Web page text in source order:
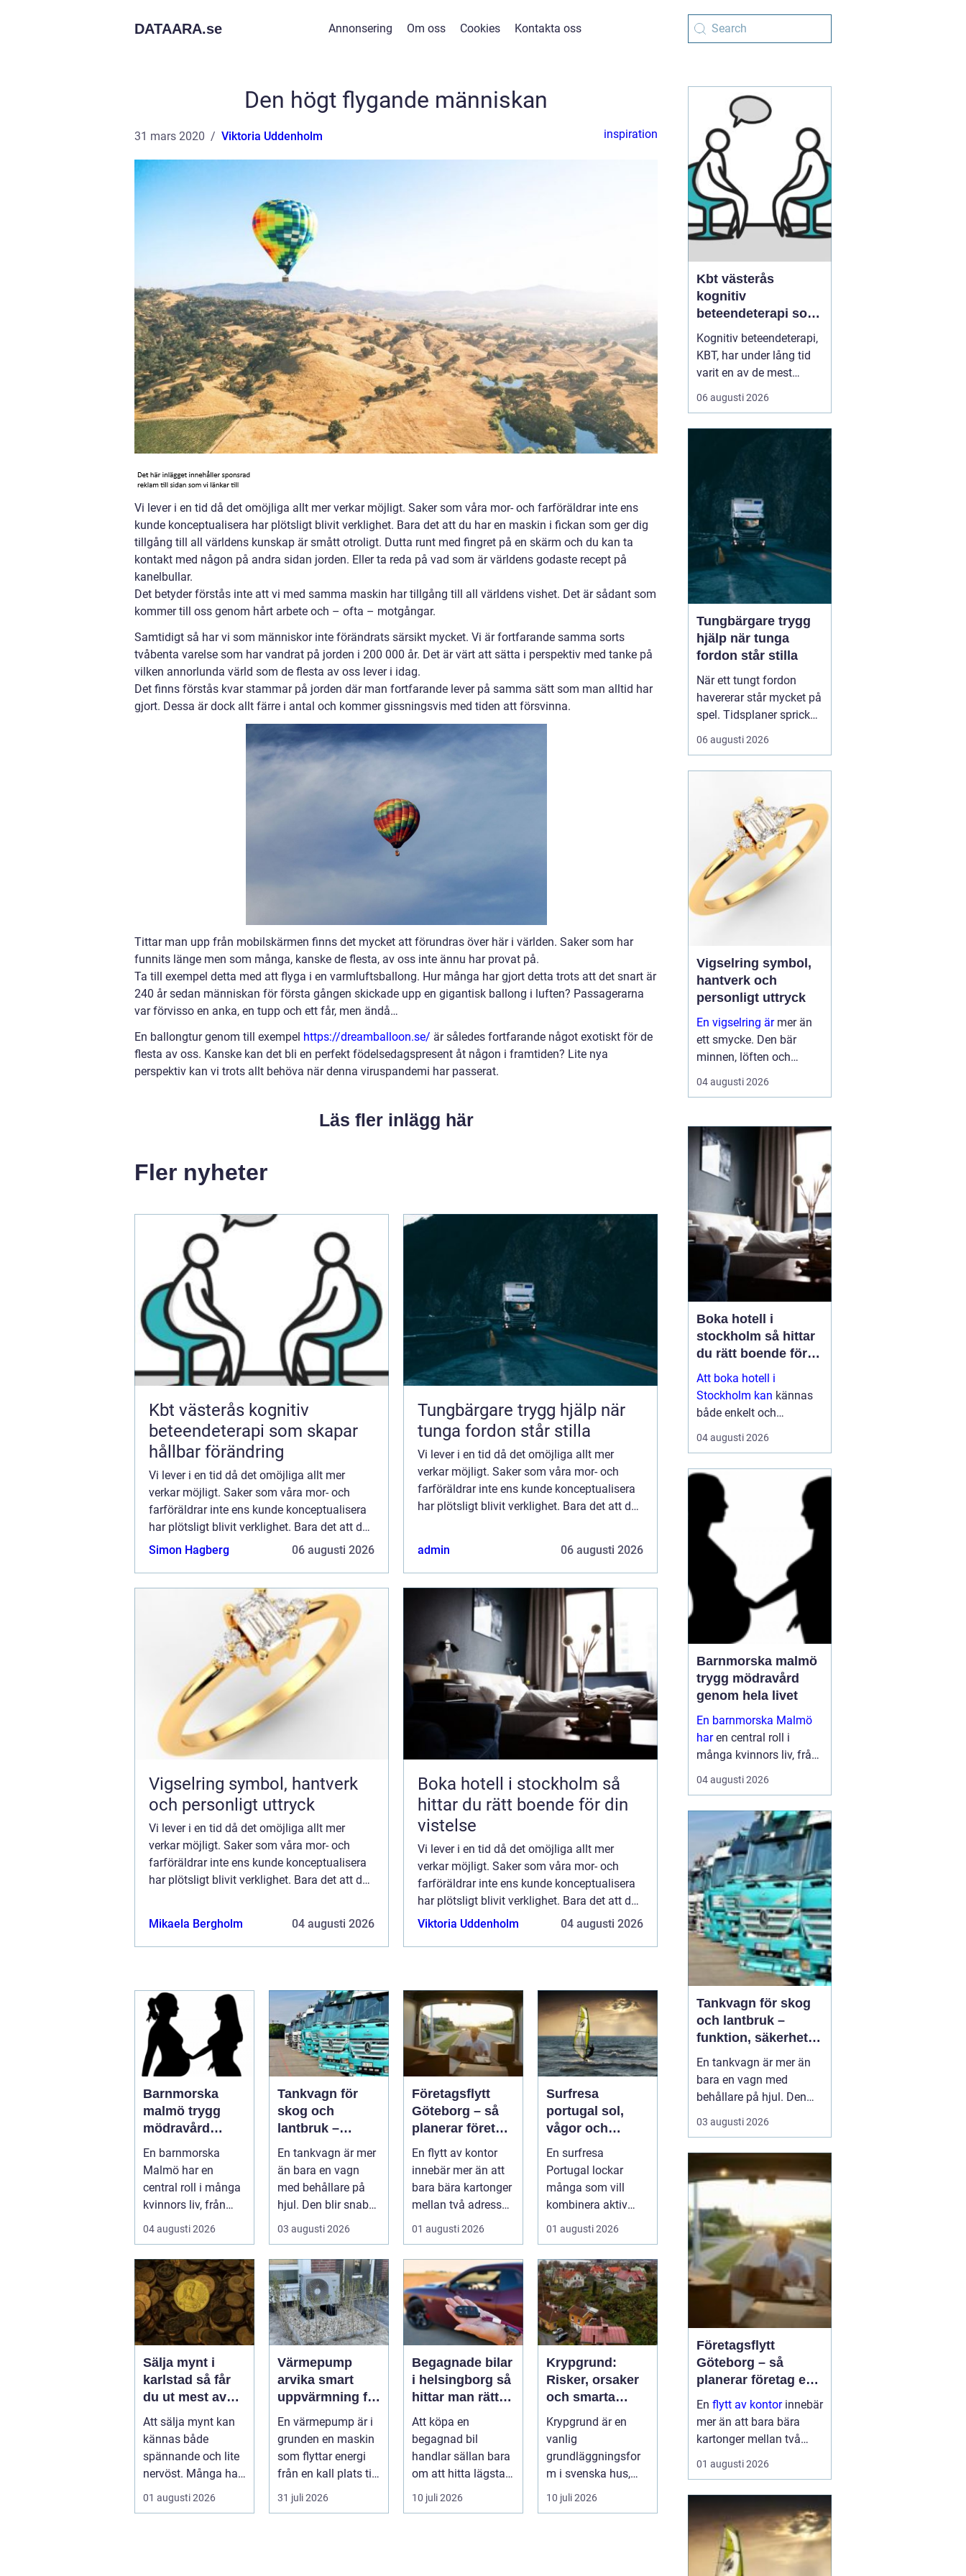
DATAARA.se Annonsering Om oss Cookies Kontakta oss
Den högt flygande människan
31 mars 2020 Viktoria Uddenholm inspiration
Vi lever i en tid då det omöjliga allt mer verkar möjligt. Saker som våra mor- och farföräldrar inte ens
kunde konceptualisera har plötsligt blivit verklighet. Bara det att du har en maskin i fickan som ger dig
tillgång till all världens kunskap är smått otroligt. Dutta runt med fingret på en skärm och du kan ta
kontakt med någon på andra sidan jorden. Eller ta reda på vad som är världens godaste recept på
kanelbullar.
Det betyder förstås inte att vi med samma maskin har tillgång till all världens vishet. Det är sådant som
kommer till oss genom hårt arbete och – ofta – motgångar.
Samtidigt så har vi som människor inte förändrats särsikt mycket. Vi är fortfarande samma sorts
tvåbenta varelse som har vandrat på jorden i 200 000 år. Det är värt att sätta i perspektiv med tanke på
vilken annorlunda värld som de flesta av oss lever i idag.
Det finns förstås kvar stammar på jorden där man fortfarande lever på samma sätt som man alltid har
gjort. Dessa är dock allt färre i antal och kommer gissningsvis med tiden att försvinna.
Tittar man upp från mobilskärmen finns det mycket att förundras över här i världen. Saker som har
funnits länge men som många, kanske de flesta, av oss inte ännu har provat på.
Ta till exempel detta med att flyga i en varmluftsballong. Hur många har gjort detta trots att det snart är
240 år sedan människan för första gången skickade upp en gigantisk ballong i luften? Passagerarna
var förvisso en anka, en tupp och ett får, men ändå…
En ballongtur genom till exempel https://dreamballoon.se/ är således fortfarande något exotiskt för de
flesta av oss. Kanske kan det bli en perfekt födelsedagspresent åt någon i framtiden? Lite nya
perspektiv kan vi trots allt behöva när denna viruspandemi har passerat.
Läs fler inlägg här
Fler nyheter
Kbt västerås kognitiv
beteendeterapi som skapar
hållbar förändring
Vi lever i en tid då det omöjliga allt mer
verkar möjligt. Saker som våra mor- och
farföräldrar inte ens kunde konceptualisera
har plötsligt blivit verklighet. Bara det att du
har en maskin i fickan som ger dig ti...
Simon Hagberg 06 augusti 2026
Tungbärgare trygg hjälp när
tunga fordon står stilla
Vi lever i en tid då det omöjliga allt mer
verkar möjligt. Saker som våra mor- och
farföräldrar inte ens kunde konceptualisera
har plötsligt blivit verklighet. Bara det att du
admin
06 augusti 2026
Vigselring symbol, hantverk
och personligt uttryck
Vi lever i en tid då det omöjliga allt mer
verkar möjligt. Saker som våra mor- och
farföräldrar inte ens kunde konceptualisera
har plötsligt blivit verklighet. Bara det att du
Mikaela Bergholm
04 augusti 2026
Boka hotell i stockholm så
hittar du rätt boende för din
vistelse
Vi lever i en tid då det omöjliga allt mer
verkar möjligt. Saker som våra mor- och
farföräldrar inte ens kunde konceptualisera
har plötsligt blivit verklighet. Bara det att du
har en maskin i fickan som ger dig ti...
Viktoria Uddenholm 04 augusti 2026
Barnmorska
malmö trygg
mödravård
genom hela livet
En barnmorska
Malmö har en
central roll i många
kvinnors liv, från
första
preventivmedelsråd
givninge...
04 augusti 2026
Tankvagn för
skog och
lantbruk –
funktion,
säkerhet och
smarta val
En tankvagn är mer
än bara en vagn
med behållare på
hjul. Den blir snabbt
en n...
03 augusti 2026
Företagsflytt
Göteborg – så
planerar företag
en smidig och
trygg flytt
En flytt av kontor
innebär mer än att
bara bära kartonger
mellan två adresser.
...
01 augusti 2026
Surfresa
portugal sol,
vågor och
gemenskap året
runt
En surfresa
Portugal lockar
många som vill
kombinera aktiv
semester med
avkoppling, god
mat och enke...
01 augusti 2026
Sälja mynt i
karlstad så får
du ut mest av
dina samlingar
Att sälja mynt kan
kännas både
spännande och lite
nervöst. Många har
ärvt mynt, hittat
gamla burkar ...
01 augusti 2026
Värmepump
arvika smart
uppvärmning för
värmländskt
klimat
En värmepump är i
grunden en maskin
som flyttar energi
från en kall plats till
en varm. Den
använder...
31 juli 2026
Begagnade bilar
i helsingborg så
hittar man rätt
bil till rätt pris
Att köpa en
begagnad bil
handlar sällan bara
om att hitta lägsta
pris. För många i
och runt Helsingb...
10 juli 2026
Krypgrund:
Risker, orsaker
och smarta
lösningar
Krypgrund är en
vanlig
grundläggningsfor
m i svenska hus,
men också en av de
mest uts...
10 juli 2026
Kbt västerås
kognitiv
beteendeterapi som
skapar hållbar
förändring
Kognitiv beteendeterapi,
KBT, har under lång tid
varit en av de mest
välstuderade
terapiformerna inom
förstå hur behandlingen
06 augusti 2026
Tungbärgare trygg
hjälp när tunga
fordon står stilla
När ett tungt fordon
havererar står mycket på
spel. Tidsplaner spricker,
gods blir försenat och
trafiken kan snabbt bli
resurs som ser till...
06 augusti 2026
Vigselring symbol,
hantverk och
personligt uttryck
En vigselring ärmer än
ett smycke. Den bär
minnen, löften och
förhoppningar om
framtiden. Formen är
djup. Samtidigt ska
ringen fungera i vard...
04 augusti 2026
Boka hotell i
stockholm så hittar
du rätt boende för
din vistelse
Att boka hotell i
Stockholm kan kännas
både enkelt och
överväldigande på
samma gång. Utbudet är
och priserna kan skilja
sig mycket mellan olika
områden och säsonger.
Den som plane...
04 augusti 2026
Barnmorska malmö
trygg mödravård
genom hela livet
En barnmorska Malmö
haren central roll i
många kvinnors liv, från
preventivmedelsrådgivni
förlossningsförberedelse
och tiden efter att barnet
är fött. För må...
04 augusti 2026
Tankvagn för skog
och lantbruk –
funktion, säkerhet
och smarta val
En tankvagn är mer än
bara en vagn med
behållare på hjul. Den
blir snabbt en
nyckelresurs i vardagen
skog, lantbruk och
entreprenadarbeten. När
eller andra vä...
03 augusti 2026
Företagsflytt
Göteborg – så
planerar företag en
smidig och trygg
flytt
En flytt av kontorinnebär
mer än att bara bära
kartonger mellan två
adresser. När ett kontor i
Göteborg sk...
01 augusti 2026